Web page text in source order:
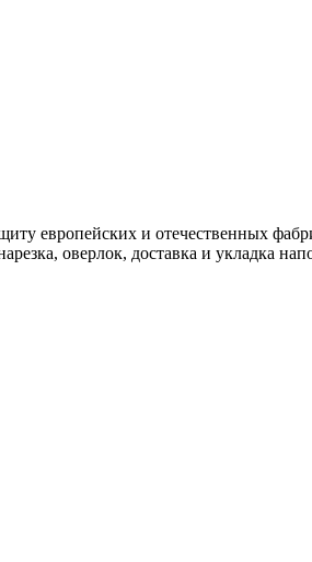
европейских и отечественных
оверлок, доставка и укладка